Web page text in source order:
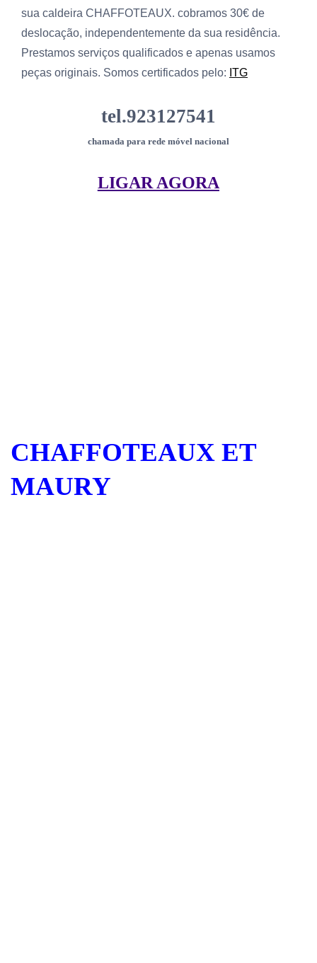
sua caldeira CHAFFOTEAUX. cobramos 30€ de
deslocação, independentemente da sua residência.
Prestamos serviços qualificados e apenas usamos
peças originais. Somos certificados pelo: ITG
tel.923127541
chamada para rede móvel nacional
LIGAR AGORA
CHAFFOTEAUX ET
MAURY